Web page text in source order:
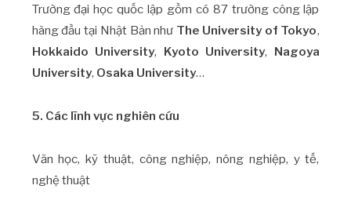
Trường đại học quốc lập gồm có 87 trường công lập
hàng đầu tại Nhật Bản như The University of Tokyo,
Hokkaido University, Kyoto University, Nagoya
University, Osaka University…
5. Các lĩnh vực nghiên cứu
Văn học, kỹ thuật, công nghiệp, nông nghiệp, y tế,
nghệ thuật